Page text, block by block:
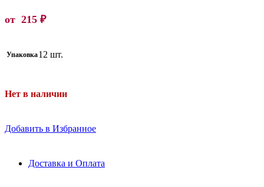
от 215 ₽
Упаковка12 шт.
Нет в наличии
Добавить в Избранное
Доставка и Оплата